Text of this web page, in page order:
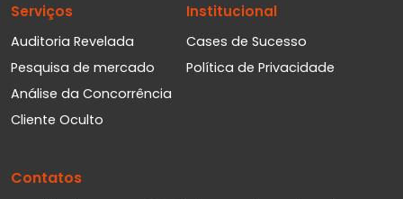
Serviços
Auditoria Revelada
Pesquisa de mercado
Análise da Concorrência
Cliente Oculto
Institucional
Cases de Sucesso
Política de Privacidade
Contatos